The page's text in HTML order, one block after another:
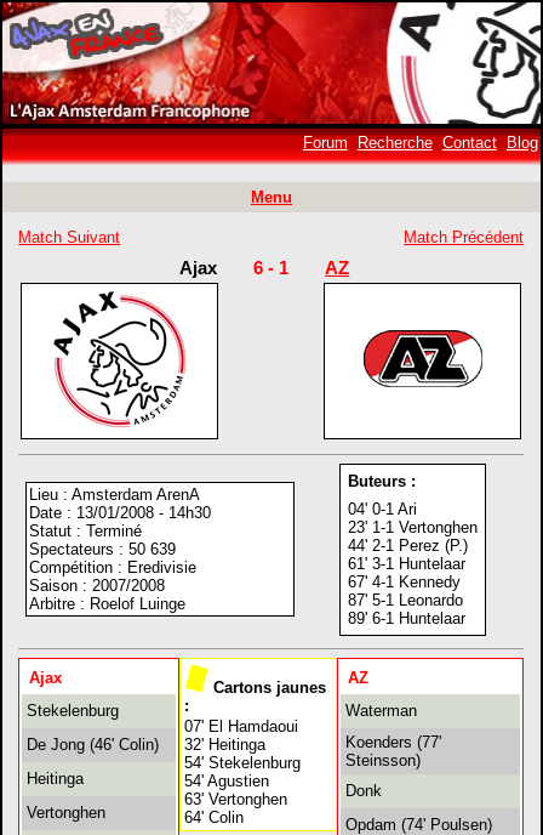
Forum Recherche Contact Blog
Menu
Match Suivant Match Précédent
Ajax 6 - 1 AZ
Lieu : Amsterdam ArenA
Date : 13/01/2008 - 14h30
Statut : Terminé
Spectateurs : 50 639
Compétition : Eredivisie
Saison : 2007/2008
Arbitre : Roelof Luinge
Buteurs :
04' 0-1 Ari
23' 1-1 Vertonghen
44' 2-1 Perez (P.)
61' 3-1 Huntelaar
67' 4-1 Kennedy
87' 5-1 Leonardo
89' 6-1 Huntelaar
Ajax
Stekelenburg
De Jong (46' Colin)
Heitinga
Vertonghen
Cartons jaunes
:
07' El Hamdaoui
32' Heitinga
54' Stekelenburg
54' Agustien
63' Vertonghen
64' Colin
AZ
Waterman
Koenders (77'
Steinsson)
Donk
Opdam (74' Poulsen)